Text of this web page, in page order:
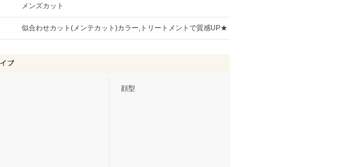
メンズカット
似合わせカット(メンテカット)カラー,トリートメントで質感UP★
顔型